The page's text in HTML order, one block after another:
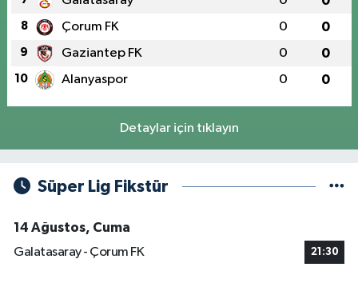
8 Çorum FK 0 0
9 Gaziantep FK 0 0
10 Alanyaspor 0 0
Detaylar için tıklayın
Süper Lig Fikstür
14 Ağustos, Cuma
Galatasaray - Çorum FK
21:30